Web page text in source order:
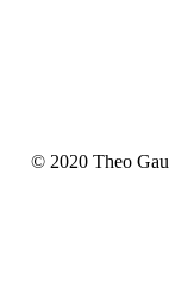
© 2020 Theo